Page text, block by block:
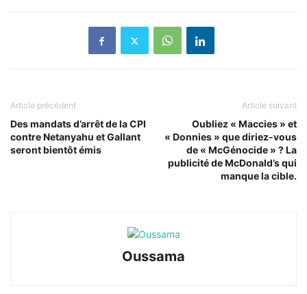
Article précédent
Des mandats d’arrêt de la CPI
contre Netanyahu et Gallant
seront bientôt émis
Article suivant
Oubliez « Maccies » et
« Donnies » que diriez-vous
de « McGénocide » ? La
publicité de McDonald’s qui
manque la cible.
Oussama